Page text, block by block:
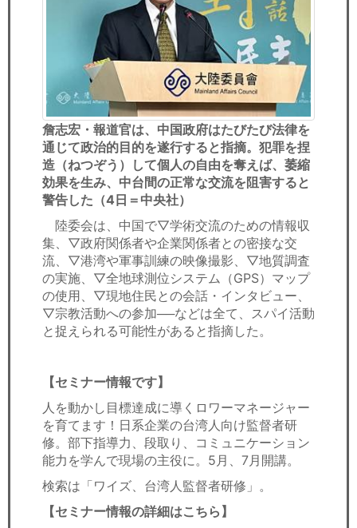
詹志宏・報道官は、中国政府はたびたび法律を
通じて政治的目的を遂行すると指摘。犯罪を捏
造（ねつぞう）して個人の自由を奪えば、萎縮
効果を生み、中台間の正常な交流を阻害すると
警告した（4日＝中央社）
陸委会は、中国で▽学術交流のための情報収
集、▽政府関係者や企業関係者との密接な交
流、▽港湾や軍事訓練の映像撮影、▽地質調査
の実施、▽全地球測位システム（GPS）マップ
の使用、▽現地住民との会話・インタビュー、
▽宗教活動への参加──などは全て、スパイ活動
と捉えられる可能性があると指摘した。
【セミナー情報です】
人を動かし目標達成に導くロワーマネージャー
を育てます！日系企業の台湾人向け監督者研
修。部下指導力、段取り、コミュニケーション
能力を学んで現場の主役に。5月、7月開講。
検索は「ワイズ、台湾人監督者研修」。
【セミナー情報の詳細はこちら】